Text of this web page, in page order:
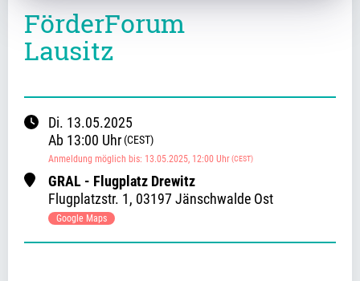
FörderForum
Lausitz
Di. 13.05.2025
Ab 13:00 Uhr(CEST)
Anmeldung möglich bis: 13.05.2025, 12:00 Uhr(CEST)
GRAL - Flugplatz Drewitz
Flugplatzstr. 1, 03197 Jänschwalde Ost
Google Maps